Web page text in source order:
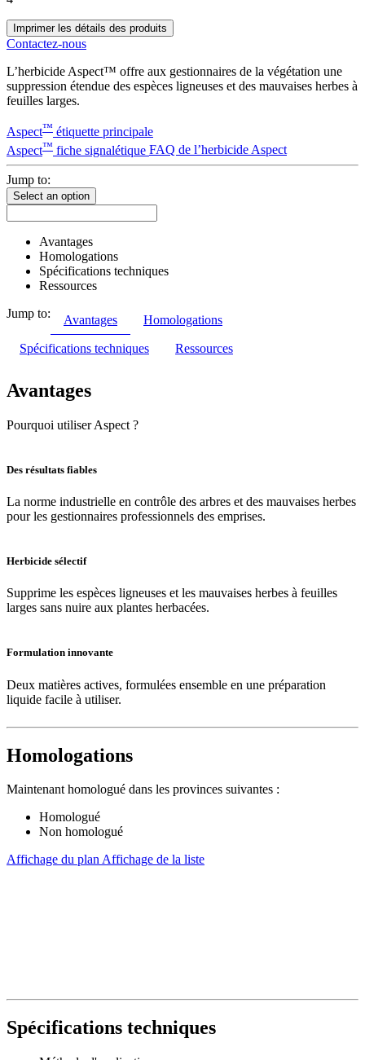
Imprimer les détails des produits
Contactez-nous
L’herbicide Aspect™ offre aux gestionnaires de la végétation une
suppression étendue des espèces ligneuses et des mauvaises herbes à
feuilles larges.
Aspect™ étiquette principale
Aspect™ fiche signalétique FAQ de l’herbicide Aspect
Jump to:
Select an option
Avantages
Homologations
Spécifications techniques
Ressources
Jump to:
Avantages Homologations
Spécifications techniques Ressources
Avantages
Pourquoi utiliser Aspect ?
Des résultats fiables
La norme industrielle en contrôle des arbres et des mauvaises herbes
pour les gestionnaires professionnels des emprises.
Herbicide sélectif
Supprime les espèces ligneuses et les mauvaises herbes à feuilles
larges sans nuire aux plantes herbacées.
Formulation innovante
Deux matières actives, formulées ensemble en une préparation
liquide facile à utiliser.
Homologations
Maintenant homologué dans les provinces suivantes :
Homologué
Non homologué
Affichage du planAffichage de la liste
Spécifications techniques